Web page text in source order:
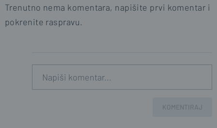
Trenutno nema komentara, napišite prvi komentar i
pokrenite raspravu.
KOMENTIRAJ